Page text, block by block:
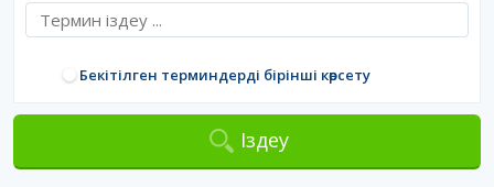
Бекітілген терминдерді бірінші көрсету
Іздеу